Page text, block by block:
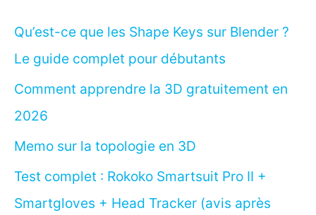
Qu’est-ce que les Shape Keys sur Blender ?
Le guide complet pour débutants
Comment apprendre la 3D gratuitement en
2026
Memo sur la topologie en 3D
Test complet : Rokoko Smartsuit Pro II +
Smartgloves + Head Tracker (avis après